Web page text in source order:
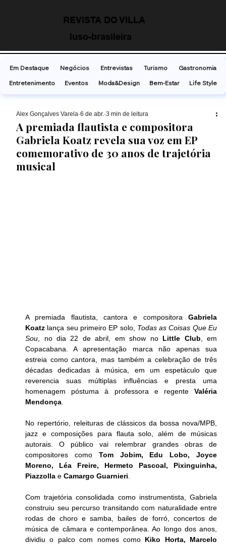
REVISTA DO VILLA
luso-brasileira
A premiada flautista e compositora
Gabriela Koatz revela sua voz em EP
comemorativo de 30 anos de trajetória
musical
Alex Gonçalves Varela 6 de abr. 3 min de leitura
A premiada flautista, cantora e compositora Gabriela
Koatz lança seu primeiro EP solo, Todas as Coisas Que Eu
Sou , no dia 22 de abril, em show no Little Club , em
Copacabana. A apresentação marca não apenas sua
estreia como cantora, mas também a celebração de três
décadas dedicadas à música, em um espetáculo que
reverencia suas múltiplas influências e presta uma
homenagem póstuma à professora e regente Valéria
Mendonça
No repertório, releituras de clássicos da bossa nova/MPB,
jazz e composições para flauta solo, além de músicas
autorais. O público vai relembrar grandes obras de
compositores como Tom Jobim, Edu Lobo, Joyce
Moreno, Léa Freire, Hermeto Pascoal, Pixinguinha,
Piazzolla e Camargo Guarnieri
Com trajetória consolidada como instrumentista, Gabriela
construiu seu percurso transitando com naturalidade entre
rodas de choro e samba, bailes de forró, concertos de
música de câmara e contemporânea. Ao longo dos anos,
dividiu o palco com nomes como Kiko Horta, Marcelo
Em Destaque Negócios Entrevistas Turismo
Gastronomia
Entretenimento
Eventos Moda&Design Bem-Estar Life Style